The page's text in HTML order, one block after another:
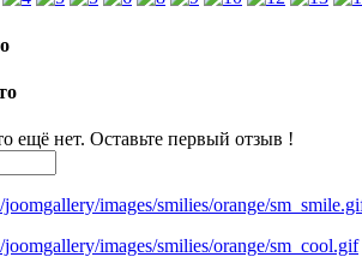
ещё нет. Оставьте первый отзыв !